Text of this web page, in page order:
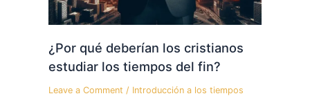
¿Por qué deberían los cristianos
estudiar los tiempos del fin?
Leave a Comment / Introducción a los tiempos